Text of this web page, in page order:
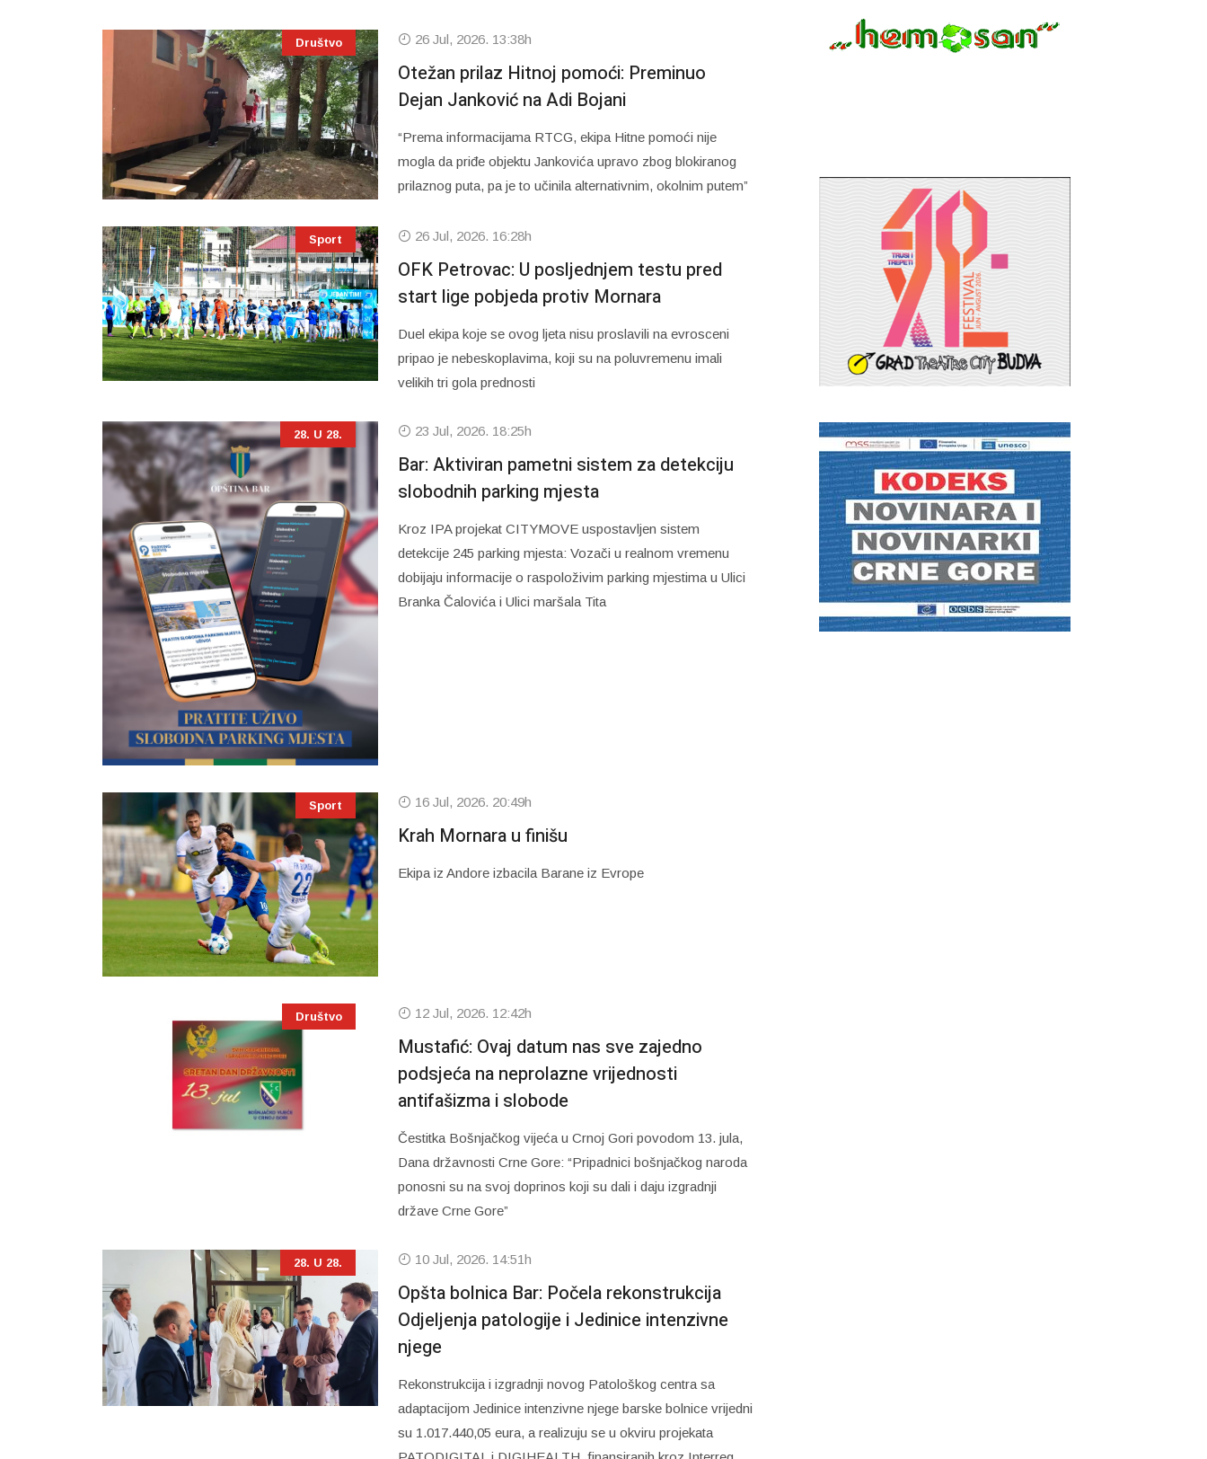
Društvo 26 Jul, 2026. 13:38h
Otežan prilaz Hitnoj pomoći: Preminuo
Dejan Janković na Adi Bojani
“Prema informacijama RTCG, ekipa Hitne pomoći nije
mogla da priđe objektu Jankovića upravo zbog blokiranog
prilaznog puta, pa je to učinila alternativnim, okolnim putem”
Sport 26 Jul, 2026. 16:28h
OFK Petrovac: U posljednjem testu pred
start lige pobjeda protiv Mornara
Duel ekipa koje se ovog ljeta nisu proslavili na evrosceni
pripao je nebeskoplavima, koji su na poluvremenu imali
velikih tri gola prednosti
28. U 28. 23 Jul, 2026. 18:25h
Bar: Aktiviran pametni sistem za detekciju
slobodnih parking mjesta
Kroz IPA projekat CITYMOVE uspostavljen sistem
detekcije 245 parking mjesta: Vozači u realnom vremenu
dobijaju informacije o raspoloživim parking mjestima u Ulici
Branka Čalovića i Ulici maršala Tita
Sport 16 Jul, 2026. 20:49h
Krah Mornara u finišu
Ekipa iz Andore izbacila Barane iz Evrope
Društvo 12 Jul, 2026. 12:42h
Mustafić: Ovaj datum nas sve zajedno
podsjeća na neprolazne vrijednosti
antifašizma i slobode
Čestitka Bošnjačkog vijeća u Crnoj Gori povodom 13. jula,
Dana državnosti Crne Gore: “Pripadnici bošnjačkog naroda
ponosni su na svoj doprinos koji su dali i daju izgradnji
države Crne Gore”
28. U 28. 10 Jul, 2026. 14:51h
Opšta bolnica Bar: Počela rekonstrukcija
Odjeljenja patologije i Jedinice intenzivne
njege
Rekonstrukcija i izgradnji novog Patološkog centra sa
adaptacijom Jedinice intenzivne njege barske bolnice vrijedni
su 1.017.440,05 eura, a realizuju se u okviru projekata